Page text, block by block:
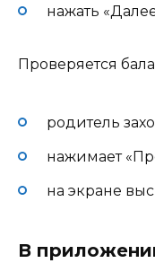
нажать
Проверяется
родитель
нажимает
на экране
В